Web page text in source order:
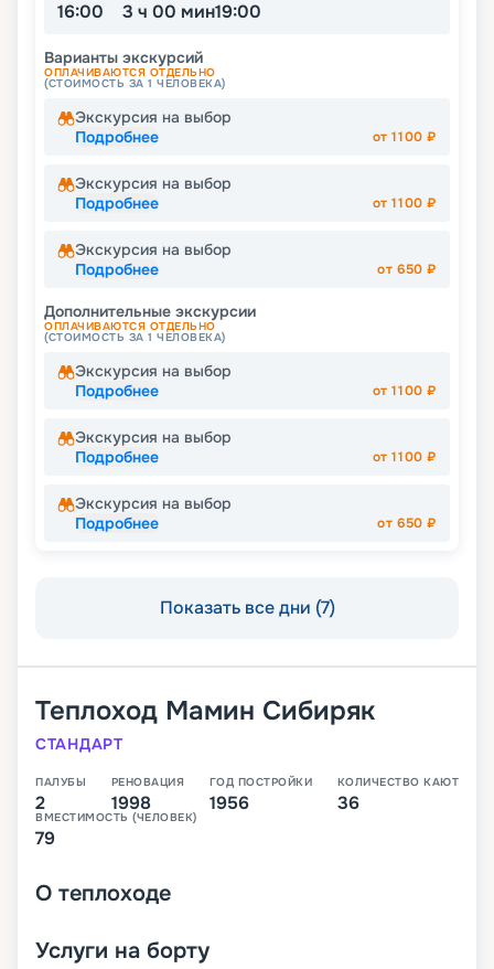
16:00 3 ч 00 мин19:00
Варианты экскурсий
ОПЛАЧИВАЮТСЯ ОТДЕЛЬНО
(СТОИМОСТЬ ЗА 1 ЧЕЛОВЕКА)
Экскурсия на выбор
Подробнее
от1100 ₽
Экскурсия на выбор
Подробнее
от1100 ₽
Экскурсия на выбор
Подробнее
от 650 ₽
Дополнительные экскурсии
ОПЛАЧИВАЮТСЯ ОТДЕЛЬНО
(СТОИМОСТЬ ЗА 1 ЧЕЛОВЕКА)
Экскурсия на выбор
Подробнее
от1100 ₽
Экскурсия на выбор
Подробнее
от1100 ₽
Экскурсия на выбор
Подробнее
от 650 ₽
Показать все дни (7)
Теплоход Мамин Сибиряк
СТАНДАРТ
ПАЛУБЫ
2
РЕНОВАЦИЯ
1998
ГОД ПОСТРОЙКИ
1956
КОЛИЧЕСТВО КАЮТ
36
ВМЕСТИМОСТЬ (ЧЕЛОВЕК)
79
О теплоходе
Услуги на борту